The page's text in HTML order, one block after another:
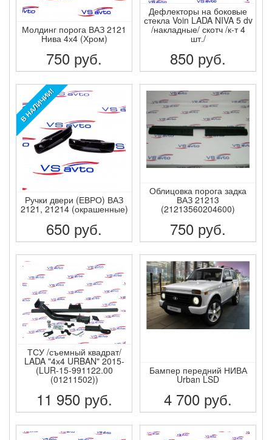
Молдинг порога ВАЗ 2121
Нива 4х4 (Хром)
750 руб.
ПОДРОБНЕЕ
Дефлекторы на боковые
стекла Voin LADA NIVA 5 dv
/накладные/ скотч /к-т 4
шт./
850 руб.
ПОДРОБНЕЕ
В НАЛИЧИИ!
Ручки двери (ЕВРО) ВАЗ
2121, 21214 (окрашенные)
650 руб.
ПОДРОБНЕЕ
Облицовка порога задка
ВАЗ 21213
(21213560204600)
750 руб.
ПОДРОБНЕЕ
ТСУ /съемный квадрат/
LADA "4х4 URBAN" 2015-
(LUR-15-991122.00
(01211502))
11 950 руб.
ПОДРОБНЕЕ
Бампер передний НИВА
Urban LSD
4 700 руб.
ПОДРОБНЕЕ